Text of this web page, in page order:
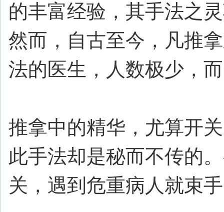
的丰富经验，其手法之
然而，自古至今，凡推
法的医生，人数极少，
推拿中的精华，尤算开
此手法却是秘而不传的
关，遇到危重病人就束